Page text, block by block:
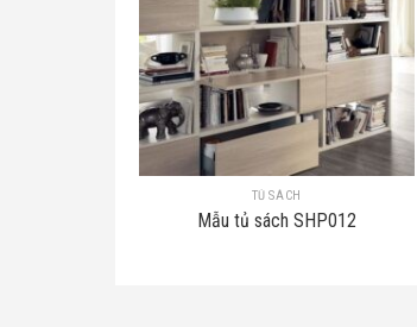
TỦ SÁCH
Mẫu tủ sách SHP012